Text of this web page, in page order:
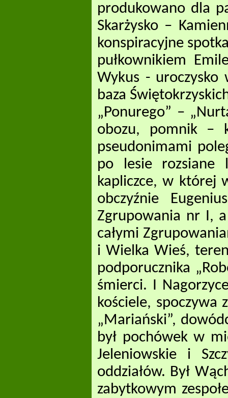
produkowano dla
Skarżysko –
konspiracyjne
pułkownikiem
Wykus - uroczysko
baza
„Ponurego” –
obozu, pomnik –
pseudonimami
po lesie rozsiane
kapliczce, w której
obczyźnie
Zgrupowania nr I,
całymi
i Wielka Wieś,
podporucznika
śmierci. I
kościele, spoczywa
„Mariański”,
był pochówek w
Jeleniowskie i
oddziałów. Był
zabytkowym